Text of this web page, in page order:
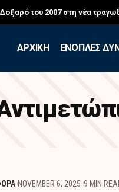
του 2007 στη νέα
APXIKH ΕΝΟΠΛΕΣ
NOVEMBER 6, 2025 9 MIN